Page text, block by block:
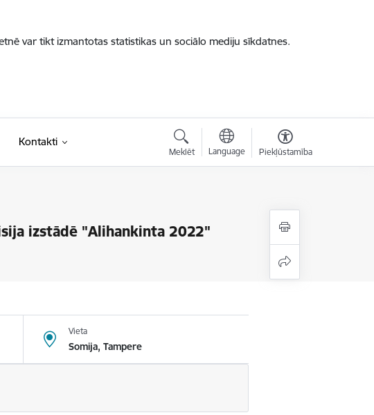
var tikt izmantotas statistikas un sociālo mediju sīkdatnes.
Kontakti
Meklēt Language Piekļūstamība
izstādē "Alihankinta 2022"
Vieta
Somija, Tampere